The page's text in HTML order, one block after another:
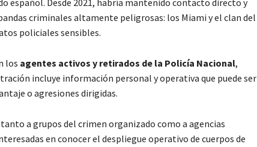
español. Desde 2021, habría mantenido contacto directo y
criminales altamente peligrosas: los Miami y el clan del
policiales sensibles.
los agentes activos y retirados de la Policía Nacional,
incluye información personal y operativa que puede ser
o agresiones dirigidas.
a grupos del crimen organizado como a agencias
en conocer el despliegue operativo de cuerpos de